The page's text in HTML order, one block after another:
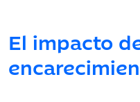
El impacto